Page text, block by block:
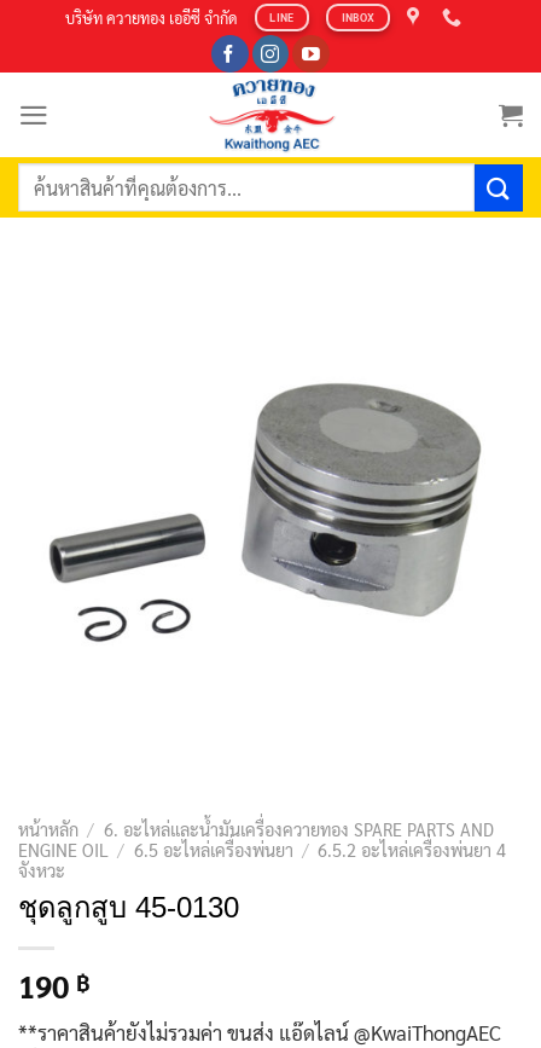
content
บริษัท ควายทอง เออีซี จำกัด LINE INBOX
ค้นหา:
หน้าหลัก / 6. อะไหล่และน้ำมันเครื่องควายทอง SPARE PARTS AND
ENGINE OIL
/ 6.5 อะไหล่เครื่องพ่นยา / 6.5.2 อะไหล่เครื่องพ่นยา 4
จังหวะ
ชุดลูกสูบ 45-0130
190 ฿
**ราคาสินค้ายังไม่รวมค่า ขนส่ง แอ๊ดไลน์ @KwaiThongAEC